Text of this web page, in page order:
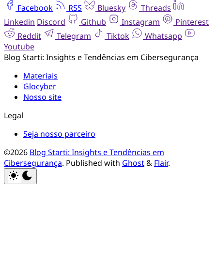
Facebook RSS Bluesky
Threads
Linkedin Discord Github Instagram
Pinterest
Reddit
Telegram Tiktok
Whatsapp
Youtube
Blog Starti: Insights e Tendências em Cibersegurança
Materiais
Glocyber
Nosso site
Legal
Seja nosso parceiro
©2026 Blog Starti: Insights e Tendências em
Cibersegurança. Published with Ghost& Flair.